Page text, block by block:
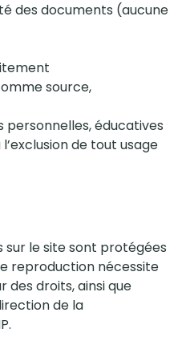
des documents (aucune
source,
personnelles, éducatives
de tout usage
sur le site sont protégées
reproduction nécessite
des droits, ainsi que
de la